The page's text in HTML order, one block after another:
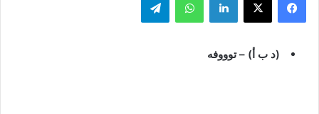
(د ب أ) – توووفه